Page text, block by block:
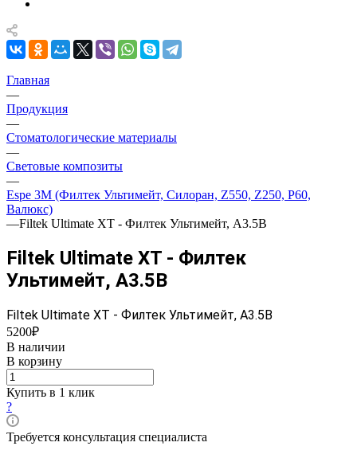
Главная
—
Продукция
—
Стоматологические материалы
—
Световые композиты
—
Espe 3M (Филтек Ультимейт, Силоран, Z550, Z250, P60,
Валюкс)
—Filtek Ultimate XT - Филтек Ультимейт, A3.5B
Filtek Ultimate XT - Филтек
Ультимейт, A3.5B
Filtek Ultimate XT - Филтек Ультимейт, A3.5B
5200₽
В наличии
В корзину
Купить в 1 клик
?
Требуется консультация специалиста